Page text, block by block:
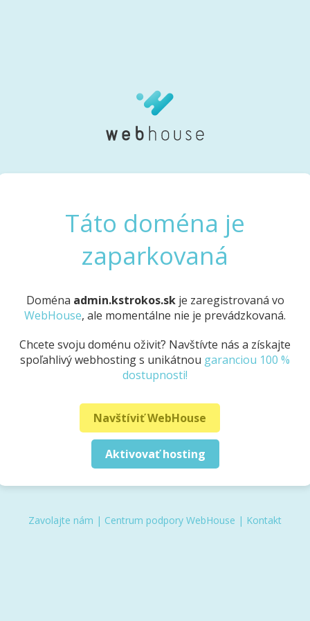
Táto doména je
zaparkovaná
Doména admin.kstrokos.skje zaregistrovaná vo
WebHouse, ale momentálne nie je prevádzkovaná.
Chcete svoju doménu oživiť? Navštívte nás a získajte
spoľahlivý webhosting s unikátnou garanciou 100 %
dostupnosti!
Navštíviť WebHouse
Aktivovať hosting
Zavolajte nám | Centrum podpory WebHouse | Kontakt